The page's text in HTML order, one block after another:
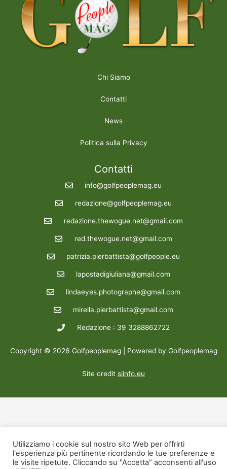
Chi Siamo
Contatti
News
Politica sulla Privacy
Contatti
info@golfpeoplemag.eu
redazione@golfpeoplemag.eu
redazione.thewogue.net@gmail.com
red.thewogue.net@gmail.com
patrizia.pierbattista@golfpeople.eu
lapostadigiuliana@gmail.com
lindaeyes.photographe@gmail.com
mirella.pierbattista@gmail.com
Redazione : 39 3288862722
Copyright © 2026 Golfpeoplemag | Powered by Golfpeoplemag
Site credit siinfo.eu
Utilizziamo i cookie sul nostro sito Web per offrirti
l'esperienza più pertinente ricordando le tue preferenze e
le visite ripetute. Cliccando su "Accetta" acconsenti all'uso